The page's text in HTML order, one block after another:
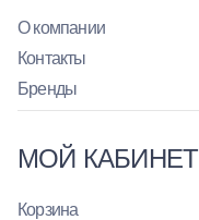
О компании
Контакты
Бренды
МОЙ КАБИНЕТ
Корзина